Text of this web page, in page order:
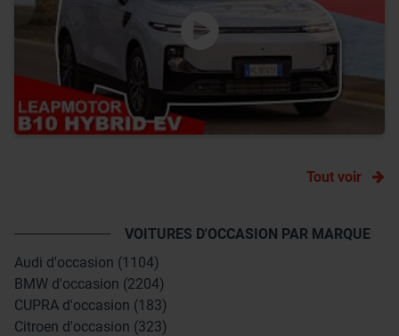
Tout voir
VOITURES D'OCCASION PAR MARQUE
Audi d'occasion (1104)
BMW d'occasion (2204)
CUPRA d'occasion (183)
Citroen d'occasion (323)